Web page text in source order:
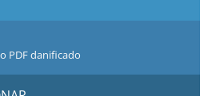
PDF danificado